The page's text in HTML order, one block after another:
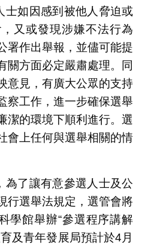
士如因感到被他人脅迫或
又或發現涉嫌不法行為
署作出舉報，並儘可能提
關方面必定嚴肅處理。同
意見，有廣大公眾的支持
察工作，進一步確保選舉
潔的環境下順利進行。選
會上任何與選舉相關的情
為了讓有意參選人士及公
行選舉法規定，選管會將
學館舉辦“參選程序講解
及青年發展局預計於4月